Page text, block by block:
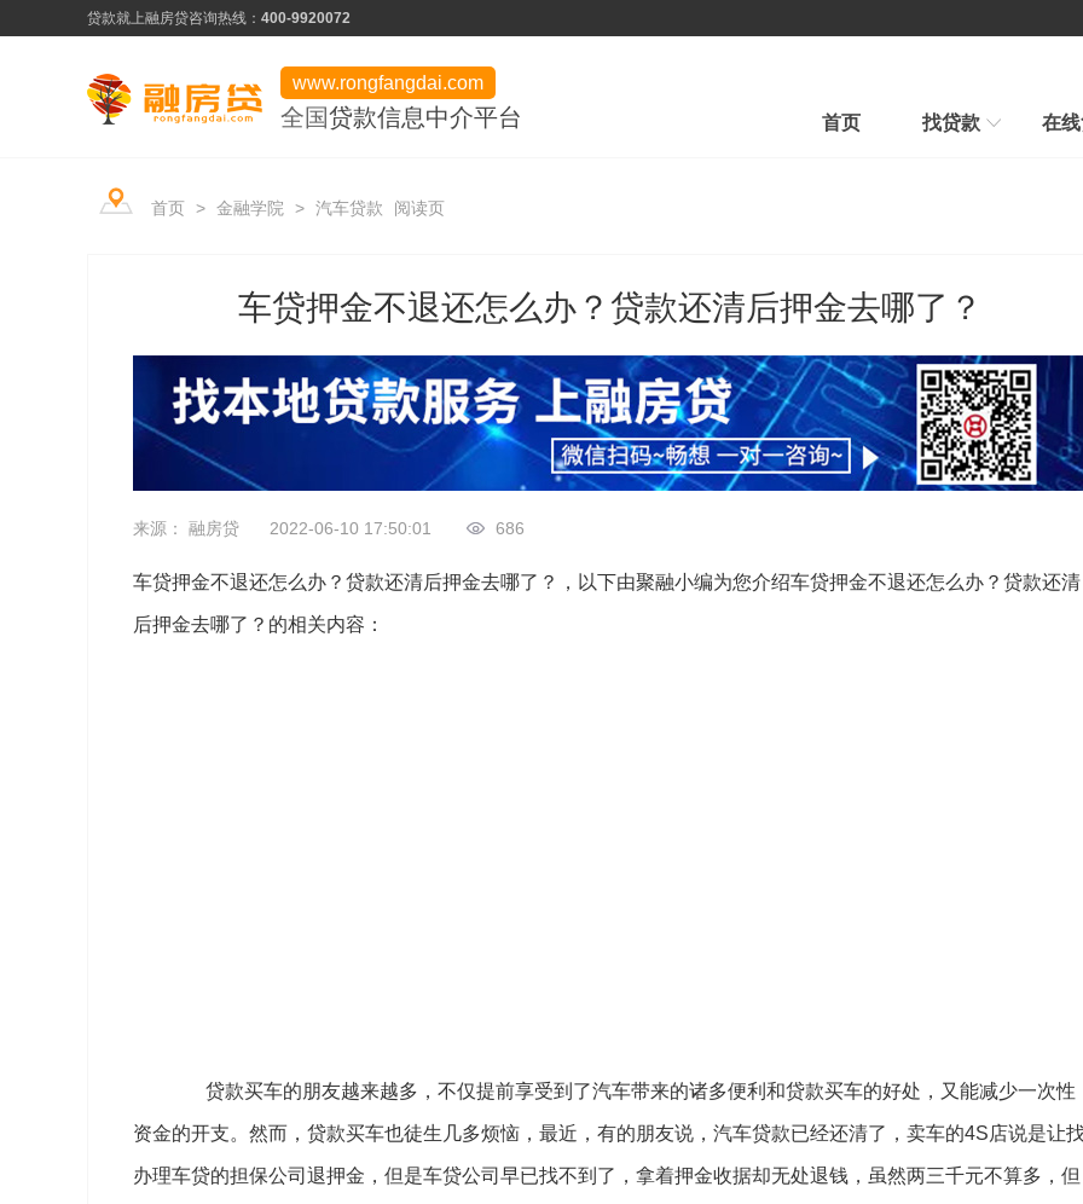
贷款就上融房贷咨询热线： 400-9920072
www.rongfangdai.com
贷款信息中介平台
全国 首页 找贷款
信用贷款
企业贷款
低门槛、快速审批
在线贷款
在线申请、在线放款
帮我推荐
融房帮您选择最合适贷款新品
在
服务市场
平台学堂
用卡攻略 平台公告 新手贷款
资料下载 企业贷款 行业新闻
首页 > 金融学院 > 汽车贷款 阅读页
车贷押金不退还怎么办？贷款还清后押金去哪了？
来源： 融房贷 2022-06-10 17:50:01 686
车贷押金不退还怎么办？贷款还清后押金去哪了？，以下由聚融小编为您介绍车贷押金不退还怎么办？贷款还清
后押金去哪了？的相关内容：
贷款买车的朋友越来越多，不仅提前享受到了汽车带来的诸多便利和贷款买车的好处，又能减少一次性
资金的开支。然而，贷款买车也徒生几多烦恼，最近，有的朋友说，汽车贷款已经还清了，卖车的4S店说是让
办理车贷的担保公司退押金，但是车贷公司早已找不到了，拿着押金收据却无处退钱，虽然两三千元不算多，但